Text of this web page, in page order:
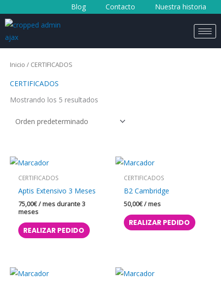
contenido
Blog Contacto Nuestra historia
Inicio / CERTIFICADOS
CERTIFICADOS
Mostrando los 5 resultados
CERTIFICADOS
Aptis Extensivo 3 Meses
75,00€/ mes durante 3
meses
REALIZAR PEDIDO
CERTIFICADOS
B2 Cambridge
50,00€/ mes
REALIZAR PEDIDO